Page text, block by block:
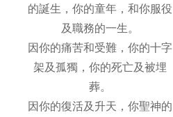
的誕生，你的童年，和你服役
及職務的一生。
因你的痛苦和受難，你的十字
架及孤獨，你的死亡及被埋
葬。
因你的復活及升天，你聖神的